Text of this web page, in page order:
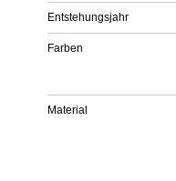
Entstehungsjahr
Farben
Material